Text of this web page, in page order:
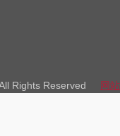
All Rights Reserved 网